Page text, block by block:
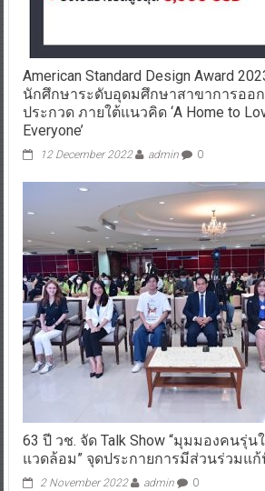
American Standard Design Award
นักศึกษาระดับอุดมศึกษาสาขาการออก
ประกวด ภายใต้แนวคิด ‘A Home to
Everyone’
12 December 2022 admin 0
63 ปี วช. จัด Talk Show “มุมมองคนรุ่น
แวดล้อม” จุดประกายการมีส่วนร่วมแ
2 November 2022 admin 0